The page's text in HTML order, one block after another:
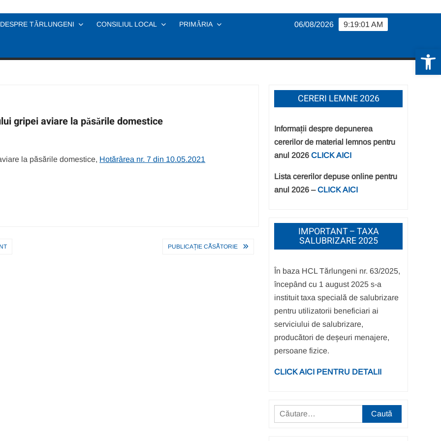
DESPRE TĂRLUNGENI CONSILIUL LOCAL PRIMĂRIA 9:19:02 AM
06/08/2026
gripei aviare la păsările domestice
la păsările domestice, Hotărârea nr. 7 din 10.05.2021
PUBLICAȚIE CĂSĂTORIE
CERERI LEMNE 2026
Informații despre depunerea
cererilor de material lemnos pentru
anul 2026CLICK AICI
Lista cererilor depuse online pentru
anul 2026 –CLICK AICI
IMPORTANT – TAXA
SALUBRIZARE 2025
În baza HCL Tărlungeni nr. 63/2025,
începând cu 1 august 2025 s-a
instituit taxa specială de salubrizare
pentru utilizatorii beneficiari ai
serviciului de salubrizare,
producători de deșeuri menajere,
persoane fizice.
CLICK AICI PENTRU DETALII
Caută
după: